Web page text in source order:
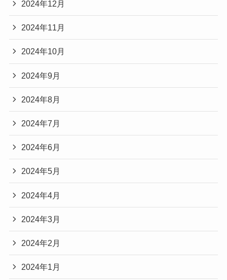
2024年12月
2024年11月
2024年10月
2024年9月
2024年8月
2024年7月
2024年6月
2024年5月
2024年4月
2024年3月
2024年2月
2024年1月